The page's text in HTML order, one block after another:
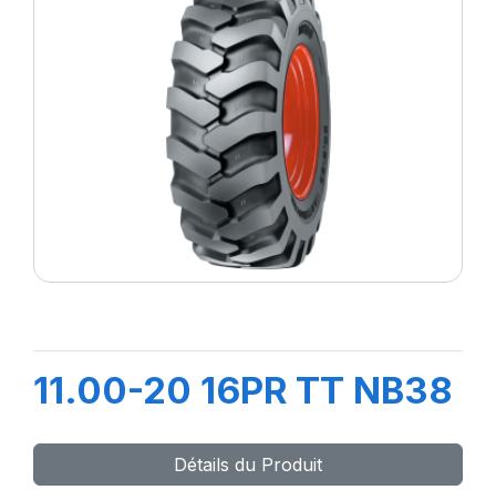
11.00-20 16PR TT NB38
Détails du Produit